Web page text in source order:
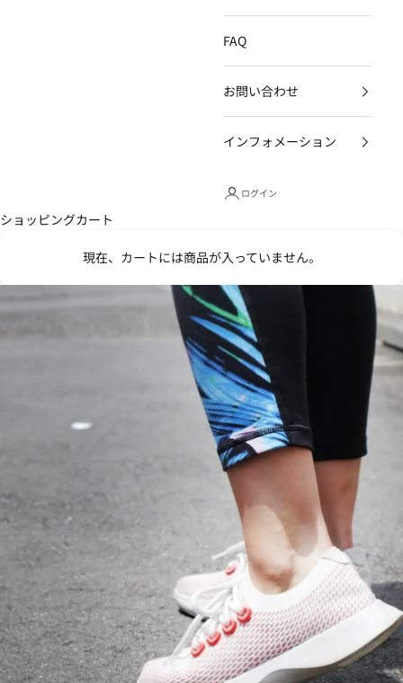
FAQ
お問い合わせ
インフォメーション
ログイン
ショッピングカート
現在、カートには商品が入っていません。